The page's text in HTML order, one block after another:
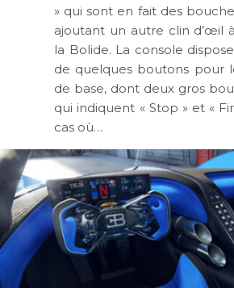
» qui sont en fait des
ajoutant un autre clin d’œil
la Bolide. La console
de quelques boutons pour
de base, dont deux gros
qui indiquent « Stop » et «
cas où…